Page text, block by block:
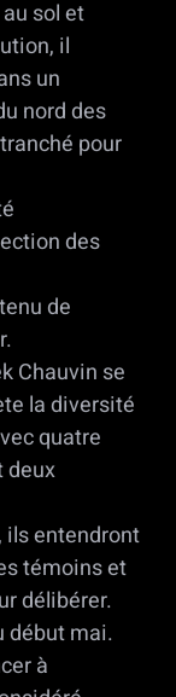
sol et
il
un
nord des
pour
des
de
Chauvin se
la diversité
quatre
deux
ils entendront
témoins et
délibérer.
début mai.
à